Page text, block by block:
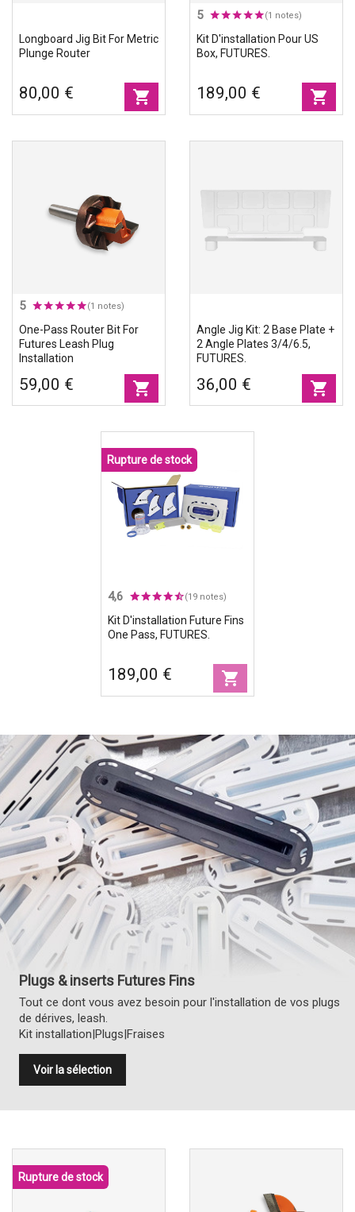
Longboard Jig Bit For Metric
Plunge Router
80,00 € shopping_cart
5 (1 notes)
Kit D'installation Pour US
Box, FUTURES.
189,00 € shopping_cart
5 (1 notes)
One-Pass Router Bit For
Futures Leash Plug
Installation
59,00 € shopping_cart
Angle Jig Kit: 2 Base Plate +
2 Angle Plates 3/4/6.5,
FUTURES.
36,00 € shopping_cart
4,6 (19 notes)
Kit D'installation Future Fins
One Pass, FUTURES.
189,00 € shopping_cart
Rupture de stock
Plugs & inserts Futures Fins
Tout ce dont vous avez besoin pour l'installation de vos plugs
de dérives, leash.
Kit installation|Plugs|Fraises
Voir la sélection
Rupture de stock